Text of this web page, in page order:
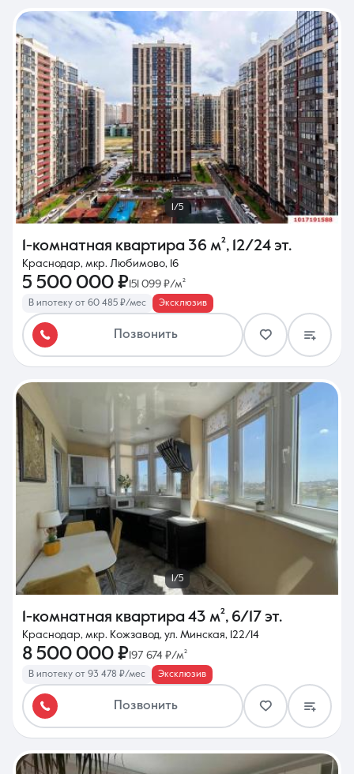
1/5
1-комнатная квартира 36 м², 12/24 эт.
Краснодар, мкр. Любимово, 16
5 500 000 ₽ 151 099 ₽/м²
В ипотеку от 60 485 ₽/мес Эксклюзив
Позвонить
1/5
1-комнатная квартира 43 м², 6/17 эт.
Краснодар, мкр. Кожзавод, ул. Минская, 122/14
8 500 000 ₽ 197 674 ₽/м²
В ипотеку от 93 478 ₽/мес Эксклюзив
Позвонить